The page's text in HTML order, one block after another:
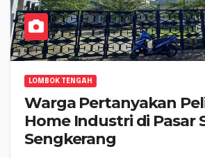
LOMBOK TENGAH
Warga Pertanyakan
Home Industri di Pasar
Sengkerang